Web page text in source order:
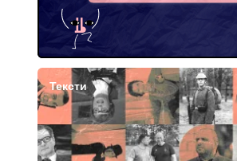
Тексти